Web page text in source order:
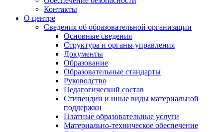
Контакты
О центре
Сведения об образовательной организации
Основные сведения
Структура и органы управления
Документы
Образование
Образовательные стандарты
Руководство
Педагогический состав
Стипендии и иные виды материальной
поддержки
Платные образовательные услуги
Материально-техническое обеспечение